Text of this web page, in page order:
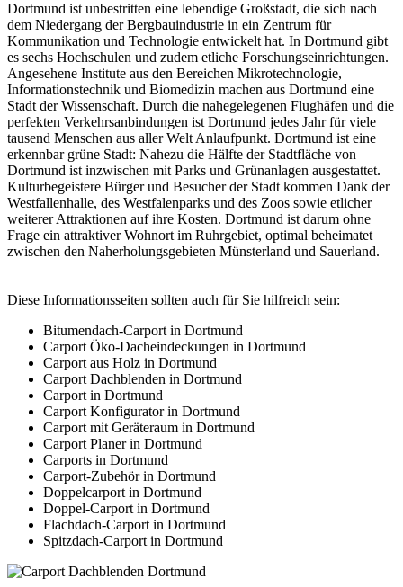
Dortmund ist unbestritten eine lebendige Großstadt, die sich nach
dem Niedergang der Bergbauindustrie in ein Zentrum für
Kommunikation und Technologie entwickelt hat. In Dortmund gibt
es sechs Hochschulen und zudem etliche Forschungseinrichtungen.
Angesehene Institute aus den Bereichen Mikrotechnologie,
Informationstechnik und Biomedizin machen aus Dortmund eine
Stadt der Wissenschaft. Durch die nahegelegenen Flughäfen und die
perfekten Verkehrsanbindungen ist Dortmund jedes Jahr für viele
tausend Menschen aus aller Welt Anlaufpunkt. Dortmund ist eine
erkennbar grüne Stadt: Nahezu die Hälfte der Stadtfläche von
Dortmund ist inzwischen mit Parks und Grünanlagen ausgestattet.
Kulturbegeistere Bürger und Besucher der Stadt kommen Dank der
Westfallenhalle, des Westfalenparks und des Zoos sowie etlicher
weiterer Attraktionen auf ihre Kosten. Dortmund ist darum ohne
Frage ein attraktiver Wohnort im Ruhrgebiet, optimal beheimatet
zwischen den Naherholungsgebieten Münsterland und Sauerland.
Diese Informationsseiten sollten auch für Sie hilfreich sein:
Bitumendach-Carport in Dortmund
Carport Öko-Dacheindeckungen in Dortmund
Carport aus Holz in Dortmund
Carport Dachblenden in Dortmund
Carport in Dortmund
Carport Konfigurator in Dortmund
Carport mit Geräteraum in Dortmund
Carport Planer in Dortmund
Carports in Dortmund
Carport-Zubehör in Dortmund
Doppelcarport in Dortmund
Doppel-Carport in Dortmund
Flachdach-Carport in Dortmund
Spitzdach-Carport in Dortmund